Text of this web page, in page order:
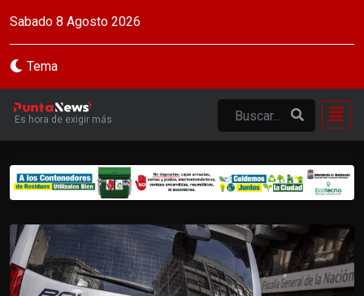
Sabado 8 Agosto 2026
Tema
Es hora de exigir más